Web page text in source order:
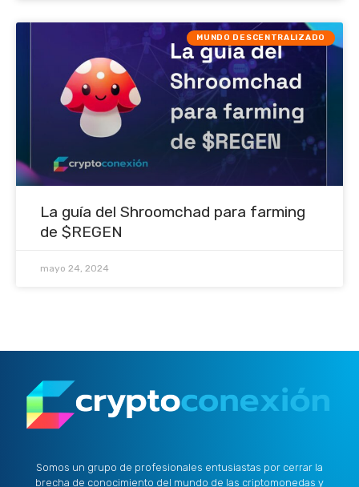
MUNDO DESCENTRALIZADO
La guía del Shroomchad para farming
de $REGEN
mayo 24, 2024
Somos un grupo de profesionales entusiastas por cerrar la
brecha de conocimiento del mundo de las criptomonedas y